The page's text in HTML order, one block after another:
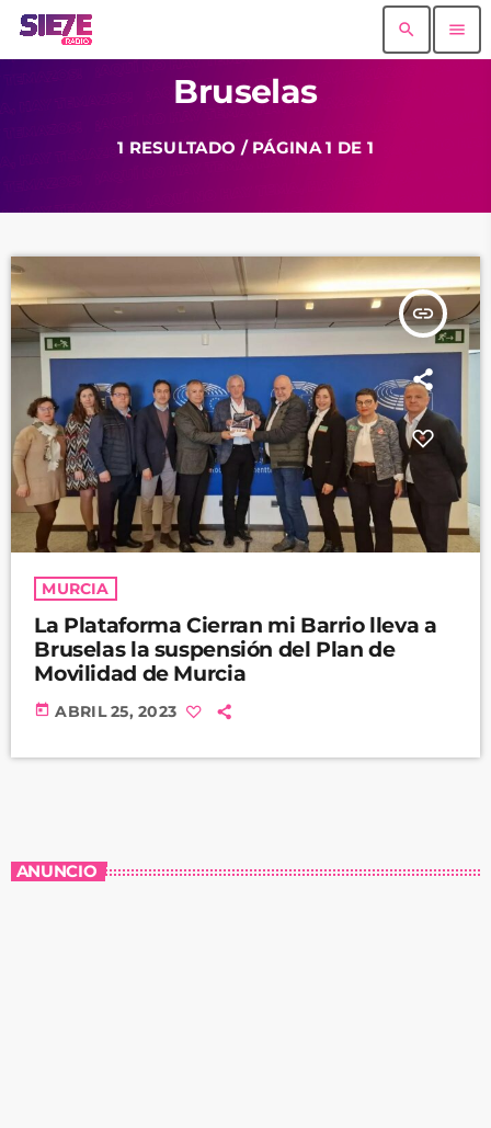
search menu
Bruselas
1 RESULTADO / PÁGINA 1 DE 1
insert_link
MURCIA
La Plataforma Cierran mi Barrio lleva a
Bruselas la suspensión del Plan de
Movilidad de Murcia
today ABRIL 25, 2023
ANUNCIO